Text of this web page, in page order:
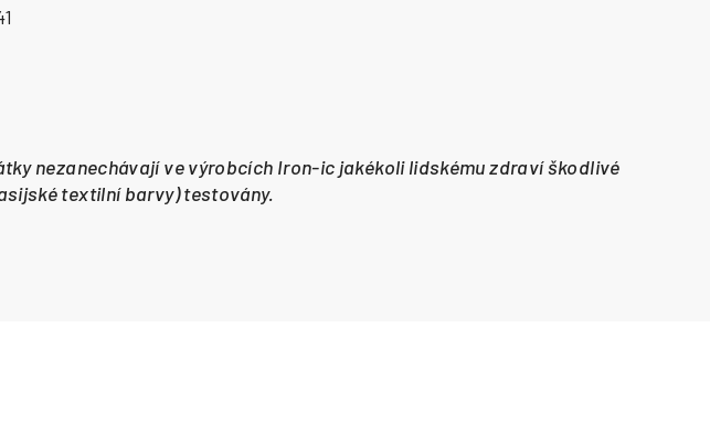
nezanechávají ve výrobcích Iron-ic jakékoli lidskému zdraví škodlivé
textilní barvy) testovány.